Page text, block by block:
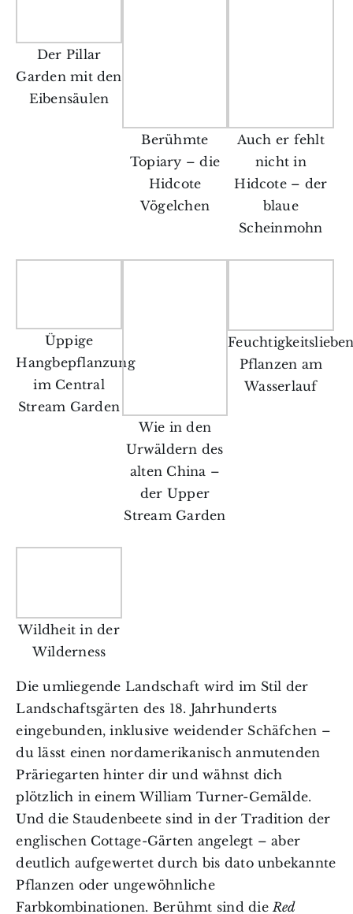
Der Pillar
Garden mit den
Eibensäulen
Berühmte
Topiary – die
Hidcote
Vögelchen
Auch er fehlt
nicht in
Hidcote – der
blaue
Scheinmohn
Üppige
Hangbepflanzung
im Central
Stream Garden
Wie in den
Urwäldern des
alten China –
der Upper
Stream Garden
Pflanzen am
Wasserlauf
Wildheit in der
Wilderness
Die umliegende Landschaft wird im Stil der
Landschaftsgärten des 18. Jahrhunderts
eingebunden, inklusive weidender Schäfchen –
du lässt einen nordamerikanisch anmutenden
Präriegarten hinter dir und wähnst dich
plötzlich in einem William Turner-Gemälde.
Und die Staudenbeete sind in der Tradition der
englischen Cottage-Gärten angelegt – aber
deutlich aufgewertet durch bis dato unbekannte
Pflanzen oder ungewöhnliche
Farbkombinationen. Berühmt sind die Red